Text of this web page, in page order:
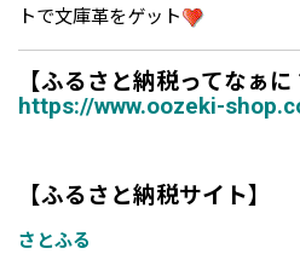
トで文庫革をゲット
【ふるさと納税ってなぁ
https://www.oozeki-
【ふるさと納税サイト】
さとふる